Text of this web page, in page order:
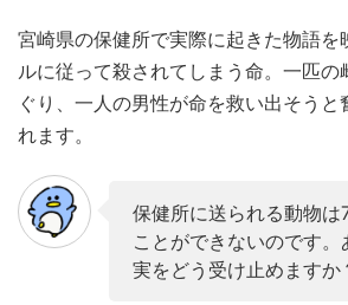
宮崎県の保健所で実際に起きた物語を
ルに従って殺されてしまう命。一匹の
ぐり、一人の男性が命を救い出そうと
れます。
保健所に送られる動物は
ことができないのです
実をどう受け止めますか